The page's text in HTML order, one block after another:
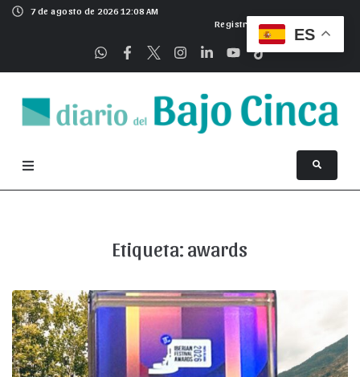
7 de agosto de 2026 12:08 AM
Registrarse
Etiqueta: awards
ES